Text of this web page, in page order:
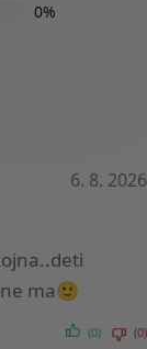
0%
6. 8. 2026
ma🙂
(0) (0)